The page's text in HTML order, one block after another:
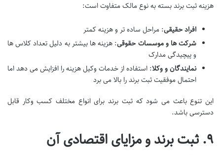
هزینه ثبت برند بسته به نوع مالک متفاوت است:
افراد حقیقی: مراحل ساده تر و هزینه کمتر
شرکت ها و موسسات حقوقی: هزینه ها بیشتر به دلیل تعداد کلاس ها
و پیچیدگی مدارک
نمایندگان و وکلا: استفاده از خدمات وکیل هزینه را افزایش می دهد اما
احتمال موفقیت ثبت برند را بالا می برد
این تنوع باعث می شود که ثبت برند برای انواع مختلف کسب وکار قابل
دسترسی باشد.
۹. ثبت برند و مزایای اقتصادی آن